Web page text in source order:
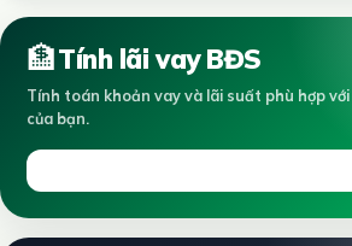
🏦Tính lãi vay BĐS
Tính toán khoản vay và lãi suất phù hợp
của bạn.